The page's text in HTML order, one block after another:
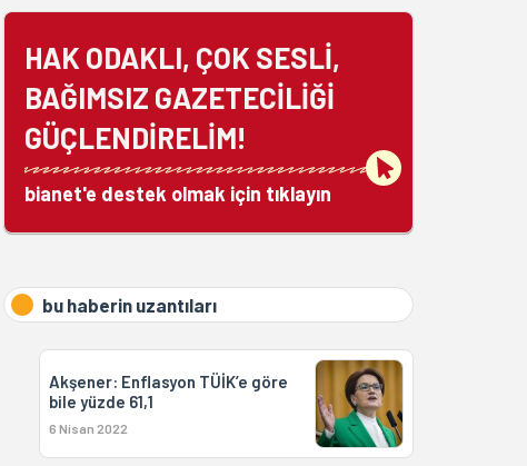
HAK ODAKLI, ÇOK SESLİ,
BAĞIMSIZ GAZETECİLİĞİ
GÜÇLENDİRELİM!
bianet'e destek olmak için tıklayın
bu haberin uzantıları
Akşener: Enflasyon TÜİK’e göre
bile yüzde 61,1
6 Nisan 2022